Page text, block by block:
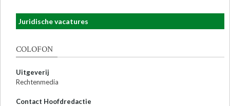
Juridische vacatures
COLOFON
Uitgeverij
Rechtenmedia
Contact Hoofdredactie